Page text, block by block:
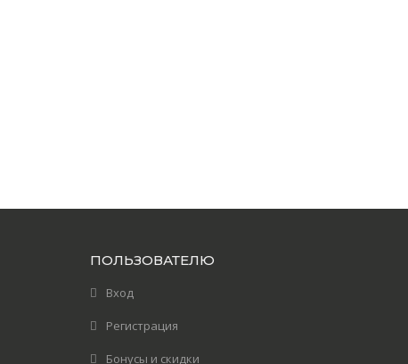
ПОЛЬЗОВАТЕЛЮ
Вход
Регистрация
Бонусы и скидки